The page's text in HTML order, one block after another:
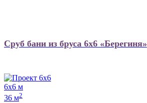
Сруб бани из бруса 6х6 «Берегиня»
6х6 м
36 м2